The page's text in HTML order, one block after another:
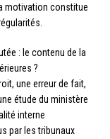
motivation constitue
: le contenu de la
?
une erreur de fait,
étude du ministère
interne
par les tribunaux